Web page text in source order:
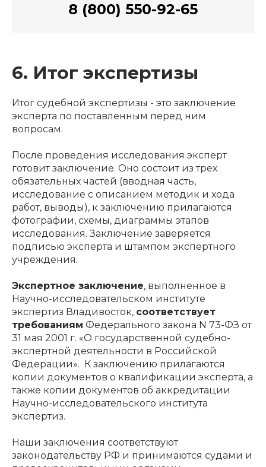
8 (800) 550-92-65
6. Итог экспертизы
Итог судебной экспертизы - это заключение
эксперта по поставленным перед ним
вопросам.
После проведения исследования эксперт
готовит заключение. Оно состоит из трех
обязательных частей (вводная часть,
исследование с описанием методик и хода
работ, выводы), к заключению прилагаются
фотографии, схемы, диаграммы этапов
исследования. Заключение заверяется
подписью эксперта и штампом экспертного
учреждения.
Экспертное заключение, выполненное в
Научно-исследовательском институте
экспертиз Владивосток, соответствует
требованиям Федерального закона N 73-ФЗ от
31 мая 2001 г. «О государственной судебно-
экспертной деятельности в Российской
Федерации». К заключению прилагаются
копии документов о квалификации эксперта, а
также копии документов об аккредитации
Научно-исследовательского института
экспертиз.
Наши заключения соответствуют
законодательству РФ и принимаются судами и